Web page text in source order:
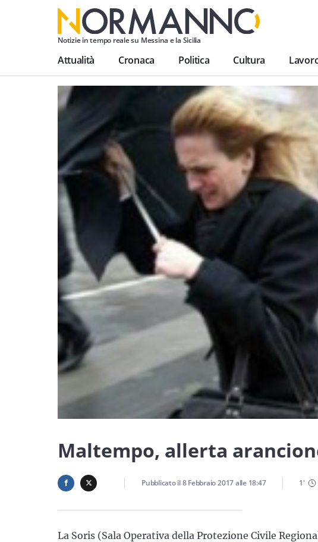
Notizie in tempo reale su Messina e la Sicilia
Attualità Cronaca Politica Cultura
Maltempo, allerta
Pubblicato il8 Febbraio 2017alle 18:47 1'
La Soris (Sala Operativa della Protezione Civile